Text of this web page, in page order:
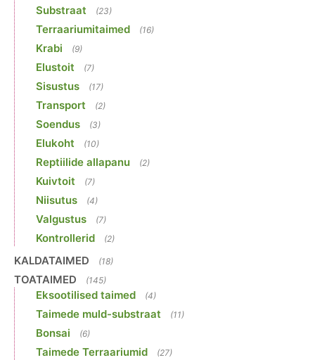
Substraat (23)
Terraariumitaimed (16)
Krabi (9)
Elustoit (7)
Sisustus (17)
Transport (2)
Soendus (3)
Elukoht (10)
Reptiilide allapanu (2)
Kuivtoit (7)
Niisutus (4)
Valgustus (7)
Kontrollerid (2)
KALDATAIMED (18)
TOATAIMED (145)
Eksootilised taimed (4)
Taimede muld-substraat (11)
Bonsai (6)
Taimede Terraariumid (27)